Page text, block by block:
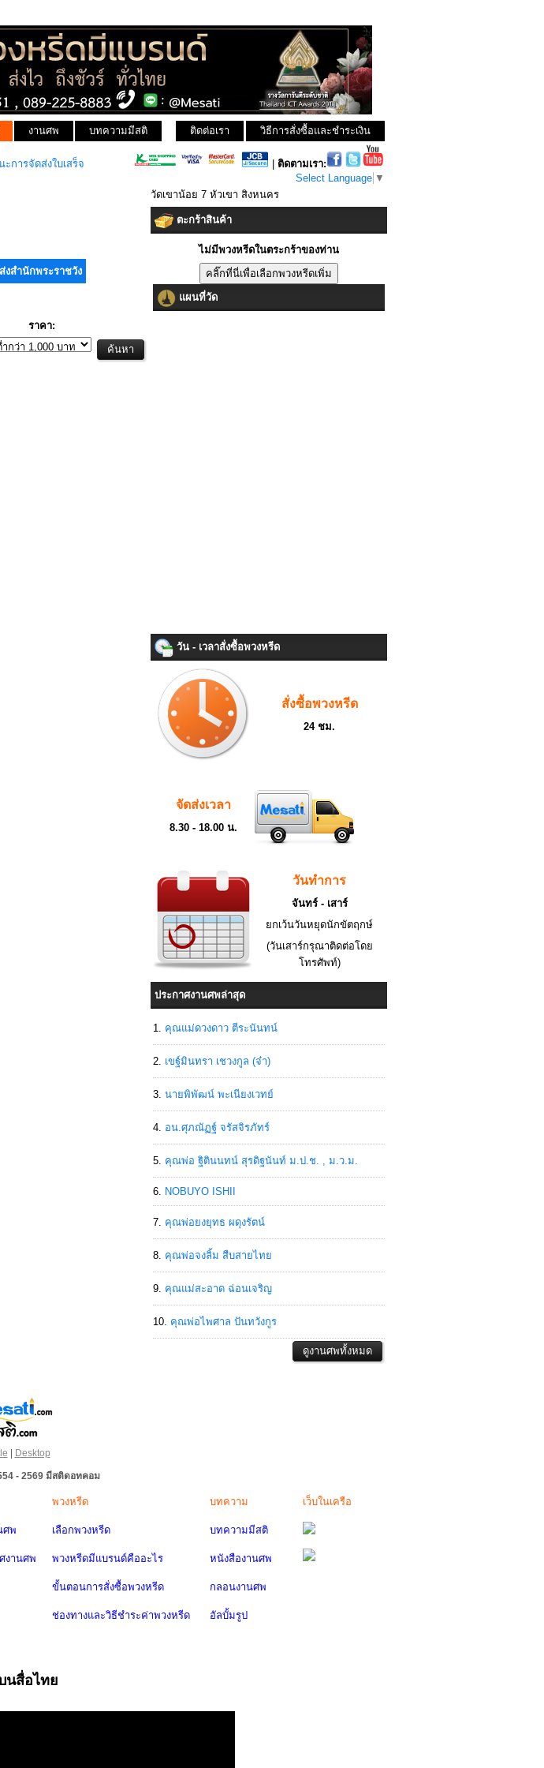
งานศพ บทความมีสติ วิธีการสั่งซื้อและชำระเงิน
ติดต่อเรา
การจัดส่งใบเสร็จ
ติดตามเรา:
Select Language ▼
งสำนักพระราชวัง
ราคา:
วัดเขาน้อย 7 หัวเขา สิงหนคร
ตะกร้าสินค้า
ไม่มีพวงหรีดในตระกร้าของท่าน
แผนที่วัด
วัน - เวลาสั่งซื้อพวงหรีด
สั่งซื้อพวงหรีด
24 ชม.
จัดส่งเวลา
8.30 - 18.00 น.
วันทำการ
จันทร์ - เสาร์
ยกเว้นวันหยุดนักขัตฤกษ์
(วันเสาร์กรุณาติดต่อโดย
โทรศัพท์)
ประกาศงานศพล่าสุด
คุณแม่ดวงดาว ตีระนันทน์
เขฐ์มินทรา เชวงกูล (จ๋า)
นายพิพัฒน์ พะเนียงเวทย์
อน.ศุภณัฏฐ์ จรัสจิรภัทร์
คุณพ่อ ฐิตินนทน์ สุรดิฐนันท์ ม.ป.ช. , ม.ว.ม.
NOBUYO ISHII
คุณพ่อยงยุทธ ผดุงรัตน์
คุณพ่อจงลิ้ม สืบสายไทย
คุณแม่สะอาด ฉ่อนเจริญ
คุณพ่อไพศาล ปันทวังกูร
| Desktop
- 2569 มีสติดอทคอม
ศพ
งานศพ
พวงหรีด
เลือกพวงหรีด
พวงหรีดมีแบรนด์คืออะไร
ขั้นตอนการสั่งซื้อพวงหรีด
ช่องทางและวิธีชำระค่าพวงหรีด
บทความ
บทความมีสติ
หนังสืองานศพ
กลอนงานศพ
อัลบั้มรูป
เว็บในเครือ
นสื่อไทย